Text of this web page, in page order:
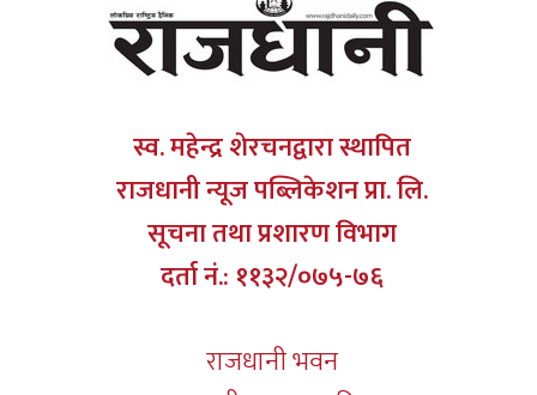
स्व. महेन्द्र शेरचनद्वारा स्थापित
राजधानी न्यूज पब्लिकेशन प्रा. लि.
सूचना तथा प्रशारण विभाग
दर्ता नं.: ११३२/०७५-७६
राजधानी भवन